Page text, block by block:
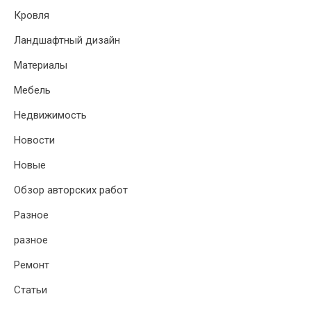
Кровля
Ландшафтный дизайн
Материалы
Мебель
Недвижимость
Новости
Новые
Обзор авторских работ
Разное
разное
Ремонт
Статьи